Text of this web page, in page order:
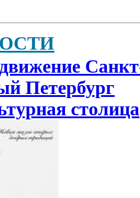
Петербург
столица